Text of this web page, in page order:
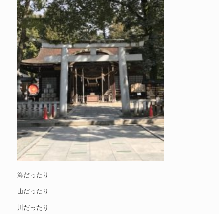
海だったり
山だったり
川だったり